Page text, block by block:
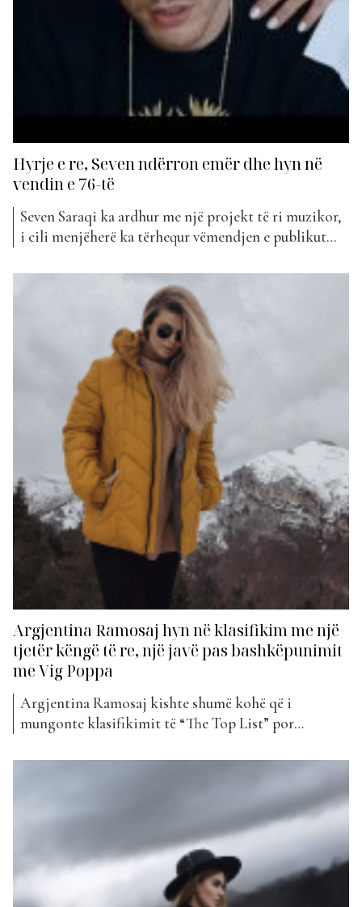
Hyrje e re, Seven ndërron emër dhe hyn në
vendin e 76-të
Seven Saraqi ka ardhur me një projekt të ri muzikor,
i cili menjëherë ka tërhequr vëmendjen e publikut
madje ka ndryshuar edhe emër. Ndërkohë që më parë
e njihnim me emrin e artit si 7 Saraqi, tashmë ai
njihet thjesht Seven. Për...
Argjentina Ramosaj hyn në klasifikim me një
tjetër këngë të re, një javë pas bashkëpunimit
me Vig Poppa
Argjentina Ramosaj kishte shumë kohë që i
mungonte klasifikimit të “The Top List” por
por me dy projekte muzikore. Vetëm një javë më
parë, Argjentina publikoi bashkëpunimin e saj me
Vig Poppa, i cili u bë menjëherë pjesë e klasifikimit